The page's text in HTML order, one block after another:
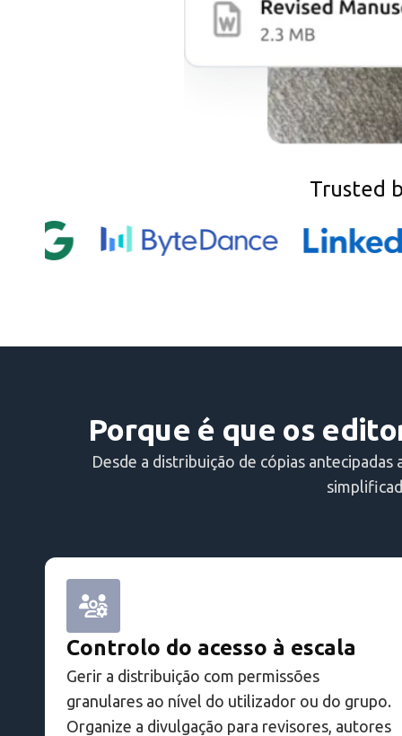
Trusted
Porque é que os
Desde a distribuição de cópias
Controlo do acesso à escala
Gerir a distribuição com permissões
granulares ao nível do utilizador ou do grupo.
Organize a divulgação para revisores, autores